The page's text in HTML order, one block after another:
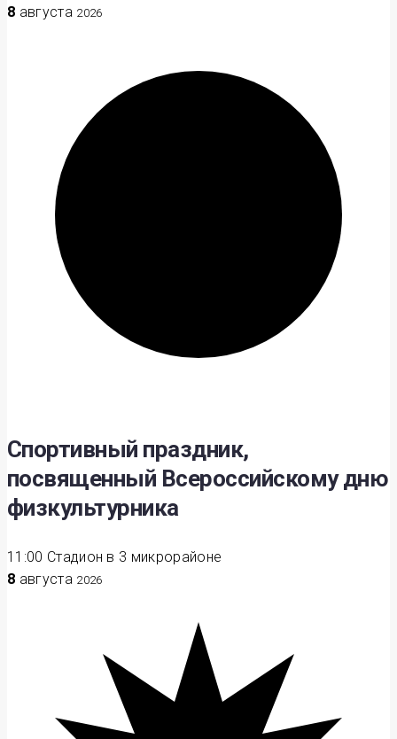
8 августа 2026
Спортивный праздник,
посвященный Всероссийскому дню
физкультурника
11:00 Стадион в 3 микрорайоне
8 августа 2026